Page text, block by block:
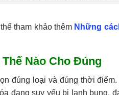
tham khảo thêm Những
Nào Cho Đúng
đúng loại và đúng thời
đang suy yếu bị lạnh bụng,